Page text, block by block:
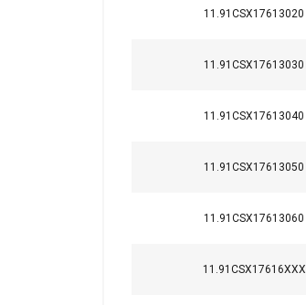
11.91CSX17613020
11.91CSX17613030
11.91CSX17613040
11.91CSX17613050
11.91CSX17613060
11.91CSX17616XXX